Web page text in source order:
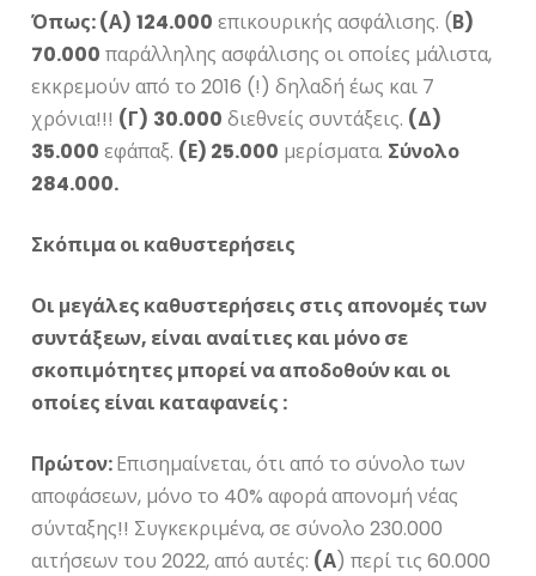
Όπως: (Α) 124.000 επικουρικής ασφάλισης. (Β)
70.000 παράλληλης ασφάλισης οι οποίες μάλιστα,
εκκρεμούν από το 2016 (!) δηλαδή έως και 7
χρόνια!!! (Γ) 30.000 διεθνείς συντάξεις. (Δ)
35.000 εφάπαξ. (Ε) 25.000 μερίσματα. Σύνολο
284.000.
Σκόπιμα οι καθυστερήσεις
Οι μεγάλες καθυστερήσεις στις απονομές των
συντάξεων, είναι αναίτιες και μόνο σε
σκοπιμότητες μπορεί να αποδοθούν και οι
οποίες είναι καταφανείς :
Πρώτον:Επισημαίνεται, ότι από το σύνολο των
αποφάσεων, μόνο το 40% αφορά απονομή νέας
σύνταξης!! Συγκεκριμένα, σε σύνολο 230.000
αιτήσεων του 2022, από αυτές: (Α) περί τις 60.000